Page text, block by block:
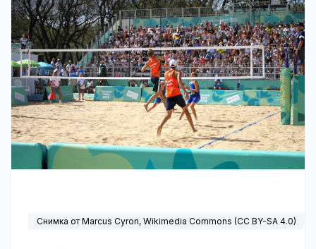
Снимка от Marcus Cyron, Wikimedia Commons (CC BY-SA 4.0)